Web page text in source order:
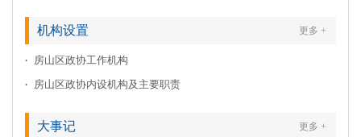
更多 +
机构设置
房山区政协工作机构
房山区政协内设机构及主要职责
更多 +
大事记